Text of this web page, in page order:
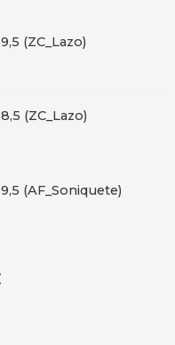
(ZC_Lazo)
(ZC_Lazo)
(AF_Soniquete)